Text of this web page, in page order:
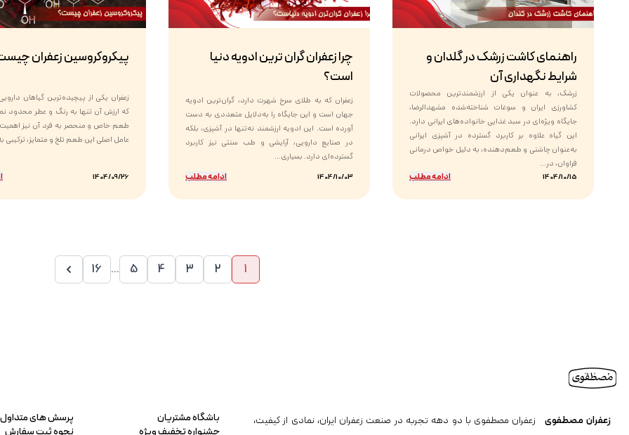
راهنمای کاشت زرشک در گلدان و
شرایط نگهداری آن
زرشک، به عنوان یکی از ارزشمندترین محصولات
کشاورزی ایران و سوغات شناخته‌شده مشهدالرضا،
جایگاه ویژه‌ای در سبد غذایی خانواده‌های ایرانی دارد.
این گیاه علاوه بر کاربرد گسترده در آشپزی ایرانی
به‌عنوان چاشنی و طعم‌دهنده، به دلیل خواص درمانی
فراوان، در...
1404/10/15 ادامه مطلب
چرا زعفران گران ترین ادویه دنیا
است؟
زعفران که به طلای سرخ شهرت دارد، گران‌ترین ادویه
جهان است و این جایگاه را به‌دلایل متعددی به دست
آورده است. این ادویه ارزشمند نه‌تنها در آشپزی، بلکه
در صنایع دارویی، آرایشی و طب سنتی نیز کاربرد
گسترده‌ای دارد. بسیاری...
1404/10/03 ادامه مطلب
پیکروکروسین زعفران
زعفران یکی از پیچیده‌ترین گیاهان
که ارزش آن تنها به رنگ و عطر محدود
طعم خاص و منحصر به فرد آن نیز اهمیت
عامل اصلی این طعم تلخ و متمایز، ترکیبی
1404/09/26
1
2
3
4
5
...
16
زعفران مصطفوی
زعفران مصطفوی با دو دهه تجربه در صنعت زعفران ایران، نمادی از کیفیت،
باشگاه مشتریان
جشنواره تخفیف ویژه
پرسش های متداول
نحوه ثبت سفارش